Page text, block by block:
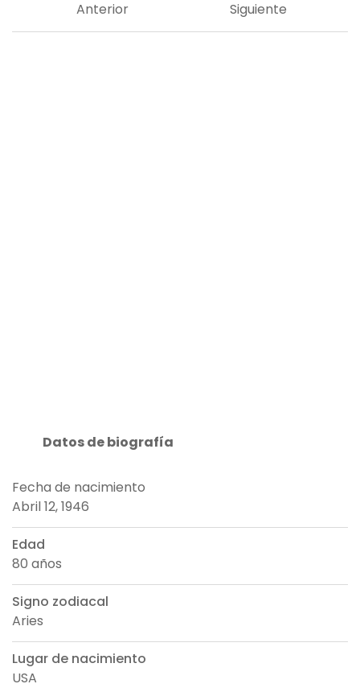
Siguiente
Anterior
Datos de biografía
Fecha de nacimiento
Abril 12, 1946
Edad
80 años
Signo zodiacal
Aries
Lugar de nacimiento
USA